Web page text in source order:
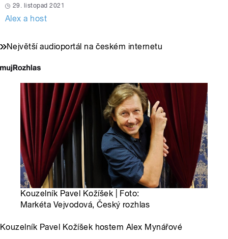
29. listopad 2021
Alex a host
Největší audioportál na českém internetu
Kouzelník Pavel Kožíšek | Foto:
Markéta Vejvodová, Český rozhlas
Kouzelník Pavel Kožíšek hostem Alex Mynářové